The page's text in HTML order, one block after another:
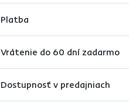
Platba
Vrátenie do 60 dní zadarmo
Dostupnosť v predajniach